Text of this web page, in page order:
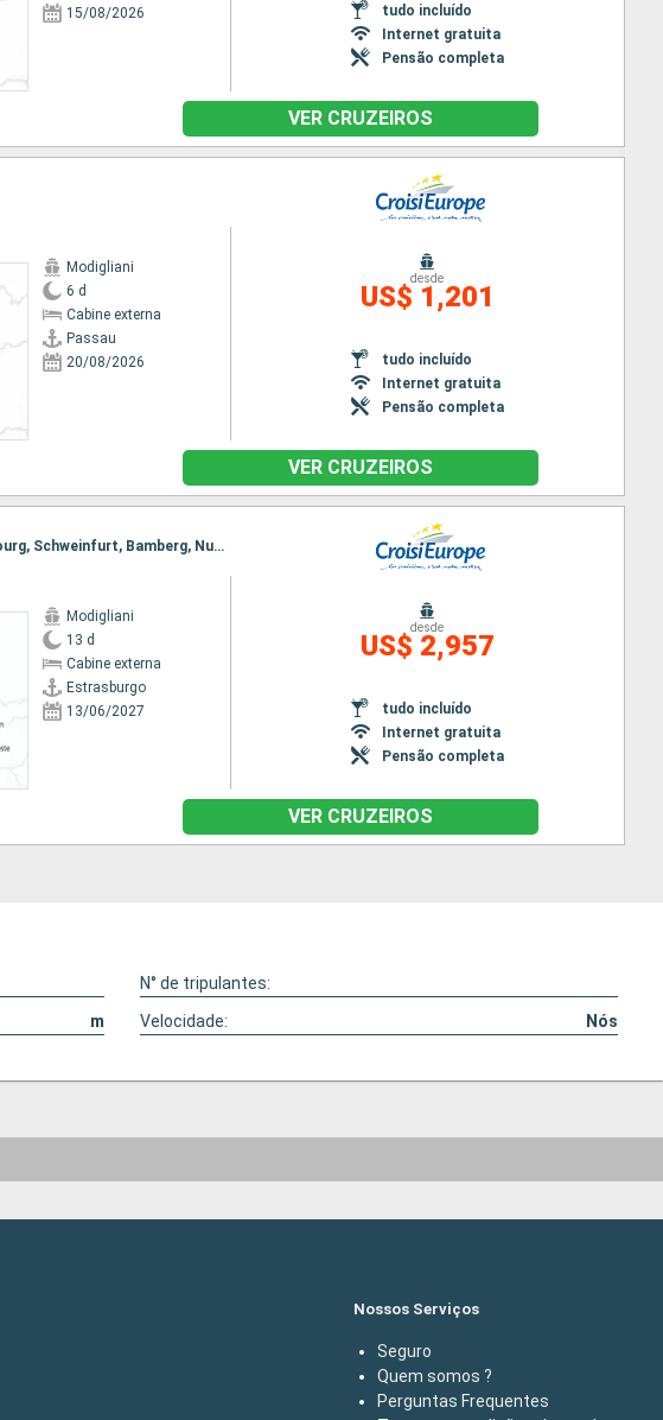
15/08/2026
tudo incluído
Internet gratuita
Pensão completa
VER CRUZEIROS
Modigliani
6 d
Cabine externa
Passau
20/08/2026
desde
US$ 1,201
tudo incluído
Internet gratuita
Pensão completa
VER CRUZEIROS
Itinerário : Estrasburgo, , Frankfurt, Miltenberg, Wertheim, Karlstadt, Wurtzbourg, Schweinfurt, Bamberg, Nurembergue, Muhlhausen, Kelheim, Regensburgo, Passau, Melk, Durnstein, Viena, Esztergom, Budapeste
Modigliani
13 d
Cabine externa
Estrasburgo
13/06/2027
desde
US$ 2,957
tudo incluído
Internet gratuita
Pensão completa
VER CRUZEIROS
N° de tripulantes:
m Velocidade: Nós
Nossos Serviços
Seguro
Quem somos ?
Perguntas Frequentes